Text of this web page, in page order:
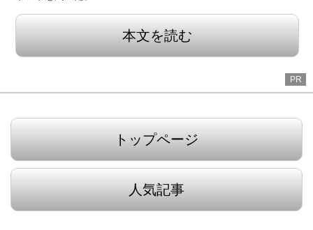
本文を読む
PR
トップページ
人気記事